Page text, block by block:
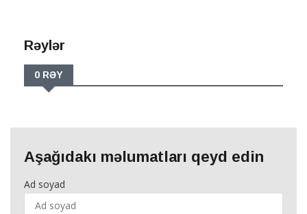
Rəylər
0 RƏY
Aşağıdakı məlumatları qeyd edin
Ad soyad